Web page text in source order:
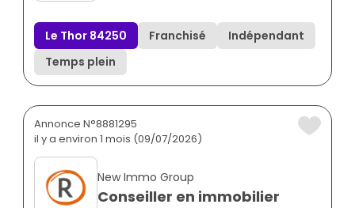
Le Thor 84250 Franchisé
Indépendant
Temps plein
Annonce N°8881295
il y a environ 1 mois (09/07/2026)
New Immo Group
Conseiller en immobilier